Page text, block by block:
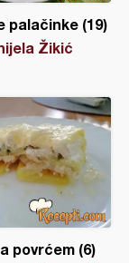
palačinke (19)
Žikić
povrćem (6)